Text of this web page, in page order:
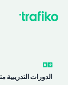
الدورات التدريبية